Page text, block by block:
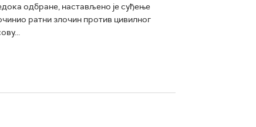
одбране, настављено је суђење
ратни злочин против цивилног